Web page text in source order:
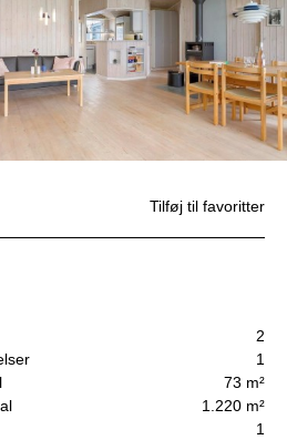
2
1
73 m²
1.220 m²
1
Tilføj til favoritter